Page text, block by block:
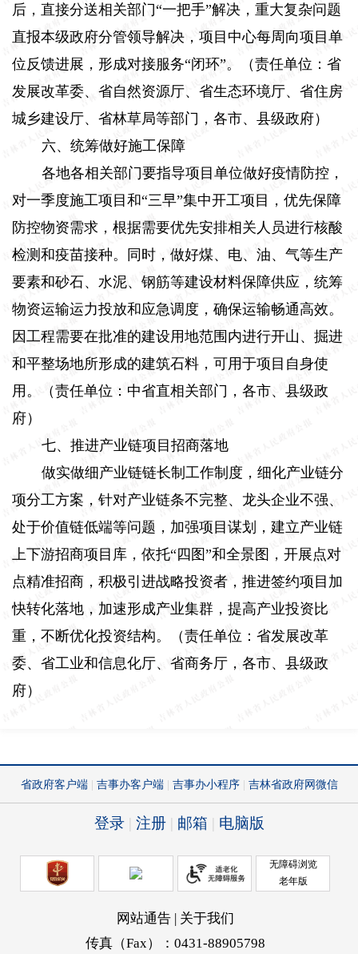
后，直接分送相关部门“一把手”解决，重大复杂问题
直报本级政府分管领导解决，项目中心每周向项目单
位反馈进展，形成对接服务“闭环”。（责任单位：省
发展改革委、省自然资源厅、省生态环境厅、省住房
城乡建设厅、省林草局等部门，各市、县级政府）
六、统筹做好施工保障
各地各相关部门要指导项目单位做好疫情防控，
对一季度施工项目和“三早”集中开工项目，优先保障
防控物资需求，根据需要优先安排相关人员进行核酸
检测和疫苗接种。同时，做好煤、电、油、气等生产
要素和砂石、水泥、钢筋等建设材料保障供应，统筹
物资运输运力投放和应急调度，确保运输畅通高效。
因工程需要在批准的建设用地范围内进行开山、掘进
和平整场地所形成的建筑石料，可用于项目自身使
用。（责任单位：中省直相关部门，各市、县级政
府）
七、推进产业链项目招商落地
做实做细产业链链长制工作制度，细化产业链分
项分工方案，针对产业链条不完整、龙头企业不强、
处于价值链低端等问题，加强项目谋划，建立产业链
上下游招商项目库，依托“四图”和全景图，开展点对
点精准招商，积极引进战略投资者，推进签约项目加
快转化落地，加速形成产业集群，提高产业投资比
重，不断优化投资结构。（责任单位：省发展改革
委、省工业和信息化厅、省商务厅，各市、县级政
府）